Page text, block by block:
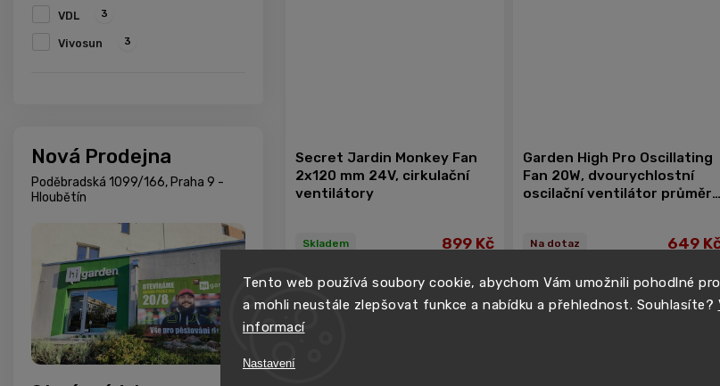
Tento web používá soubory cookie, abychom Vám umožnili pohodlné
a mohli neustále zlepšovat funkce a nabídku a přehlednost. Souhlasíte?
informací
Nastavení
VDL 3
Vivosun 3
Nová Prodejna
Poděbradská 1099/166, Praha 9 -
Hloubětín
Secret Jardin Monkey Fan
2x120 mm 24V, cirkulační
ventilátory
Skladem 899 Kč
Do košíku
Garden High Pro Oscillating
Fan 20W, dvourychlostní
oscilační ventilátor průměr
Na dotaz 649
Do košíku